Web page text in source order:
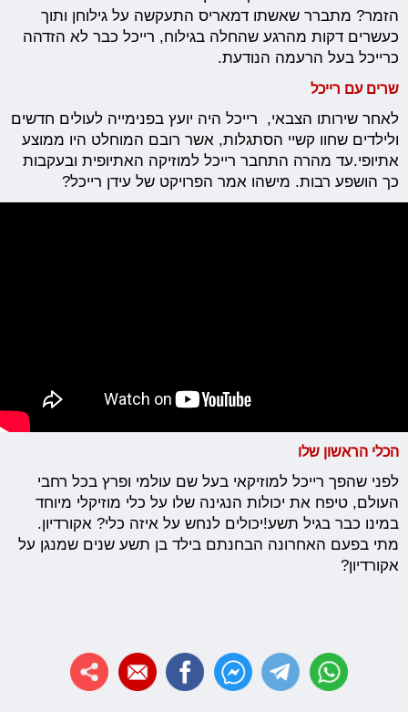
הזמר? מתברר שאשתו דמאריס התעקשה על גילוחן ותוך
כעשרים דקות מהרגע שהחלה בגילוח, רייכל כבר לא הזדהה
כרייכל בעל הרעמה הנודעת.
שרים עם רייכל
לאחר שירותו הצבאי, רייכל היה יועץ בפנימייה לעולים חדשים
ולילדים שחוו קשיי הסתגלות, אשר רובם המוחלט היו ממוצע
אתיופי.עד מהרה התחבר רייכל למוזיקה האתיופית ובעקבות
כך הושפע רבות. מישהו אמר הפרויקט של עידן רייכל?
הכלי הראשון שלו
לפני שהפך רייכל למוזיקאי בעל שם עולמי ופרץ בכל רחבי
העולם, טיפח את יכולות הנגינה שלו על כלי מוזיקלי מיוחד
במינו כבר בגיל תשע!יכולים לנחש על איזה כלי? אקורדיון.
מתי בפעם האחרונה הבחנתם בילד בן תשע שנים שמנגן על
אקורדיון?